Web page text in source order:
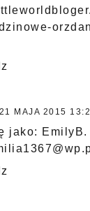
21 MAJA 2015
jako: EmilyB.